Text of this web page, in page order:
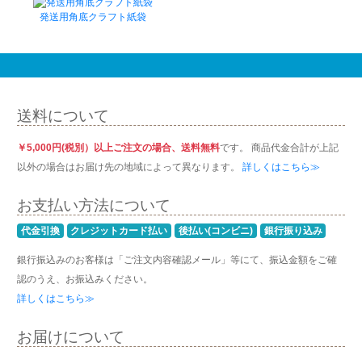
発送用角底クラフト紙袋
送料について
￥5,000円(税別）以上ご注文の場合、送料無料です。 商品代金合計が上記
以外の場合はお届け先の地域によって異なります。
詳しくはこちら≫
お支払い方法について
代金引換 クレジットカード払い 後払い(コンビニ) 銀行振り込み
銀行振込みのお客様は「ご注文内容確認メール」等にて、振込金額をご確
認のうえ、お振込みください。
詳しくはこちら≫
お届けについて